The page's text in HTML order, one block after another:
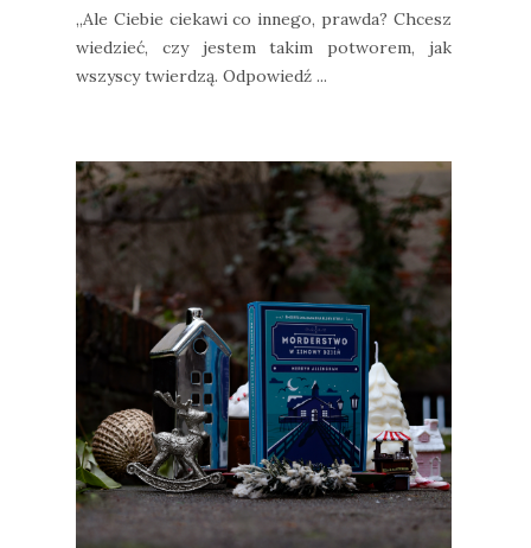
„Ale Ciebie ciekawi co innego, prawda? Chcesz
wiedzieć, czy jestem takim potworem, jak
wszyscy twierdzą. Odpowiedź ...